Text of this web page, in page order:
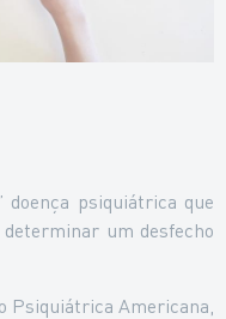
doença psiquiátrica que
um desfecho
Psiquiátrica Americana,